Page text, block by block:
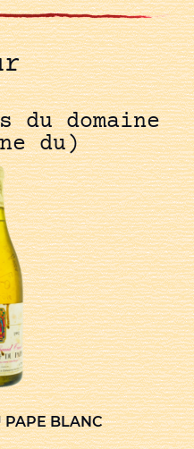
du domaine
du)
PAPE BLANC